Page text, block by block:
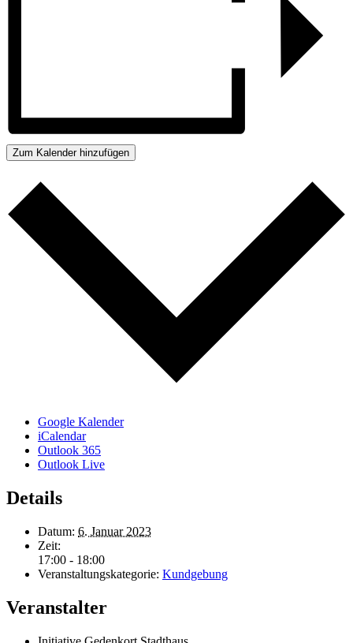
Zum Kalender hinzufügen
Google Kalender
iCalendar
Outlook 365
Outlook Live
Details
Datum: 6. Januar 2023
Zeit:
17:00 - 18:00
Veranstaltungskategorie: Kundgebung
Veranstalter